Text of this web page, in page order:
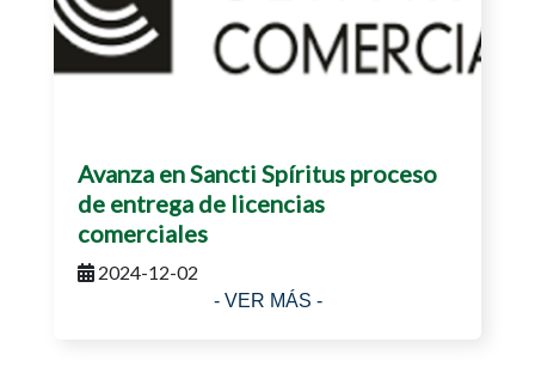
Avanza en Sancti Spíritus proceso
de entrega de licencias
comerciales
2024-12-02
- VER MÁS -